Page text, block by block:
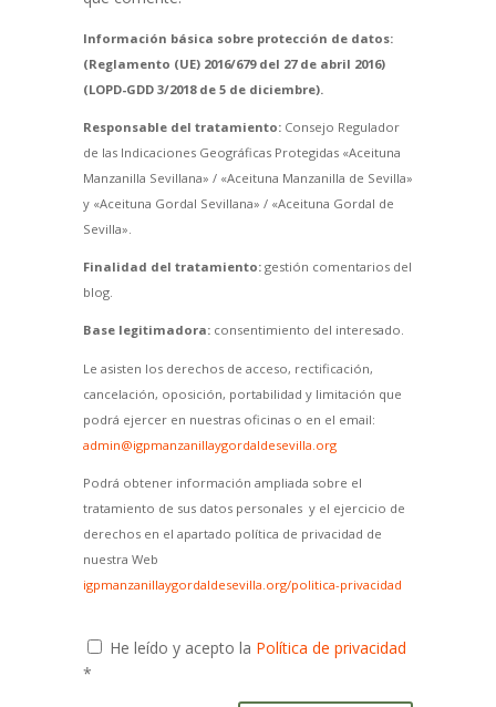
Información básica sobre protección de datos:
(Reglamento (UE) 2016/679 del 27 de abril 2016)
(LOPD-GDD 3/2018 de 5 de diciembre).
Responsable del tratamiento:Consejo Regulador
de las Indicaciones Geográficas Protegidas «Aceituna
Manzanilla Sevillana» / «Aceituna Manzanilla de Sevilla»
y «Aceituna Gordal Sevillana» / «Aceituna Gordal de
Sevilla».
Finalidad del tratamiento:gestión comentarios del
blog.
Base legitimadora:consentimiento del interesado.
Le asisten los derechos de acceso, rectificación,
cancelación, oposición, portabilidad y limitación que
podrá ejercer en nuestras oficinas o en el email:
admin@igpmanzanillaygordaldesevilla.org
Podrá obtener información ampliada sobre el
tratamiento de sus datos personales y el ejercicio de
derechos en el apartado política de privacidad de
nuestra Web
igpmanzanillaygordaldesevilla.org/politica-privacidad
He leído y acepto la Política de privacidad
*